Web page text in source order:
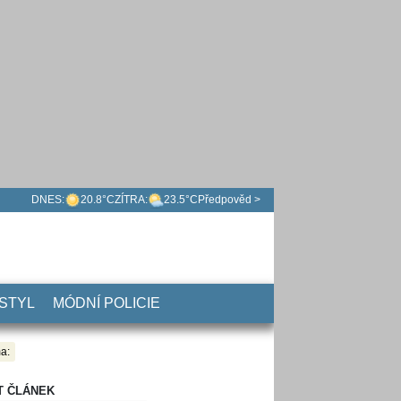
DNES: 20.8°CZÍTRA: 23.5°C Předpověd >
MÓDNÍ POLICIE
ČLÁNEK